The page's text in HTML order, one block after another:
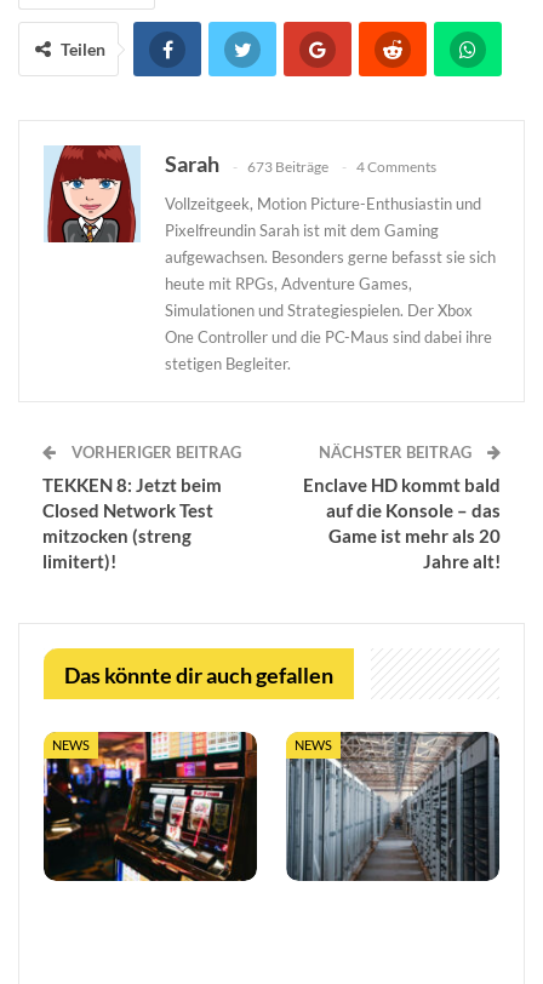
Teilen
Sarah 673 Beiträge 4 Comments
Vollzeitgeek, Motion Picture-Enthusiastin und
Pixelfreundin Sarah ist mit dem Gaming
aufgewachsen. Besonders gerne befasst sie sich
heute mit RPGs, Adventure Games,
Simulationen und Strategiespielen. Der Xbox
One Controller und die PC-Maus sind dabei ihre
stetigen Begleiter.
VORHERIGER BEITRAG
TEKKEN 8: Jetzt beim
Closed Network Test
mitzocken (streng
limitert)!
NÄCHSTER BEITRAG
Enclave HD kommt bald
auf die Konsole – das
Game ist mehr als 20
Jahre alt!
Das könnte dir auch gefallen
NEWS NEWS